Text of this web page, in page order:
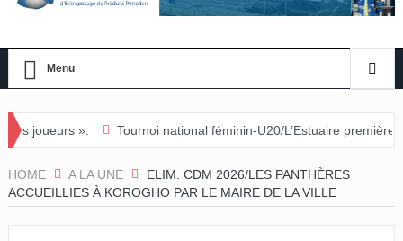
Menu
Tournoi national féminin-U20/L’Estuaire première équipe qualifiée
HOME A LA UNE
ELIM. CDM 2026/LES PANTHÈRES
ACCUEILLIES À KOROGHO PAR LE MAIRE DE LA VILLE